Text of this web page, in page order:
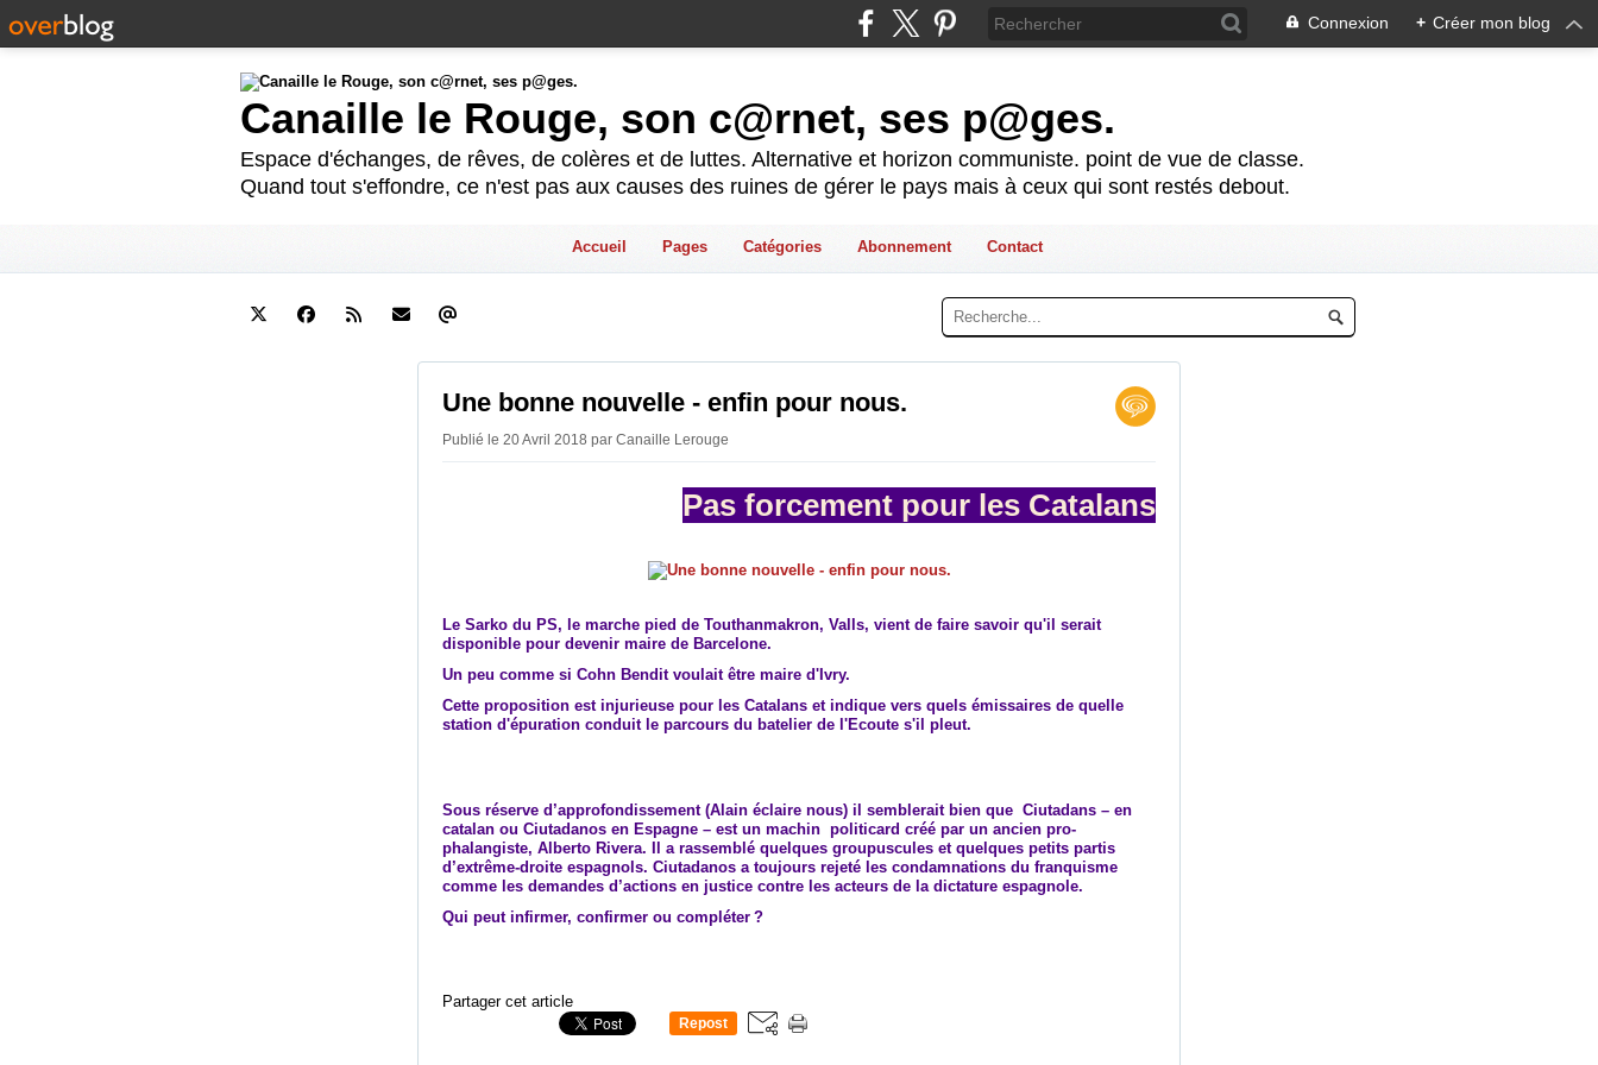
Connexion + Créer mon blog
Canaille le Rouge, son c@rnet, ses p@ges.
Espace d'échanges, de rêves, de colères et de luttes. Alternative et horizon communiste. point de vue de classe.
Quand tout s'effondre, ce n'est pas aux causes des ruines de gérer le pays mais à ceux qui sont restés debout.
Accueil Pages Catégories Abonnement Contact
Une bonne nouvelle - enfin pour nous.
Publié le 20 Avril 2018 par Canaille Lerouge
Pas forcement pour les Catalans
Le Sarko du PS, le marche pied de Touthanmakron, Valls, vient de faire savoir qu'il serait
disponible pour devenir maire de Barcelone.
Un peu comme si Cohn Bendit voulait être maire d'Ivry.
Cette proposition est injurieuse pour les Catalans et indique vers quels émissaires de quelle
station d'épuration conduit le parcours du batelier de l'Ecoute s'il pleut.
Sous réserve d’approfondissement (Alain éclaire nous) il semblerait bien que Ciutadans – en
catalan ou Ciutadanos en Espagne – est un machin politicard créé par un ancien pro-
phalangiste, Alberto Rivera. Il a rassemblé quelques groupuscules et quelques petits partis
d’extrême-droite espagnols. Ciutadanos a toujours rejeté les condamnations du franquisme
comme les demandes d’actions en justice contre les acteurs de la dictature espagnole.
Qui peut infirmer, confirmer ou compléter ?
Partager cet article
Repost